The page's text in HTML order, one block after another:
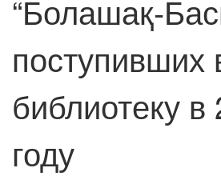
“Болашақ-
поступивших
библиотеку в
году